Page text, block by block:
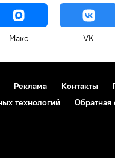
Макс VK
Реклама Контакты
технологий
Обратная